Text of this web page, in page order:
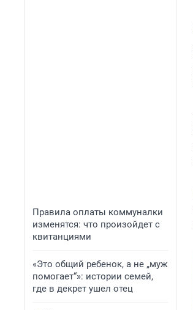
Правила оплаты коммуналки
изменятся: что произойдет с
квитанциями
«Это общий ребенок, а не „муж
помогает“»: истории семей,
где в декрет ушел отец